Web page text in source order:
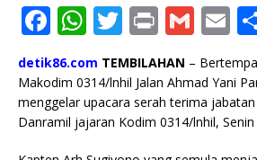
F
a
c
e
b
W
h
at
s
A
T
w
it
te
r
P
ri
n
t
G
m
ai
l
E
ai
l
detik86.com TEMBILAHAN –
Makodim 0314/lnhil Jalan Ahmad Yani
menggelar upacara serah terima
Danramil jajaran Kodim 0314/lnhil,